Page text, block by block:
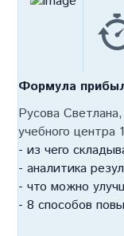
Формула
Русова
учебного
- из чего
- аналитика
- что можно
- 8 способов